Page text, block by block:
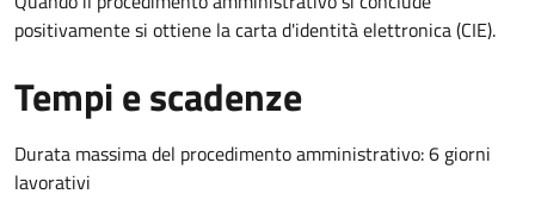
positivamente si ottiene la carta d'identità elettronica (CIE).
Tempi e scadenze
Durata massima del procedimento amministrativo: 6 giorni
lavorativi